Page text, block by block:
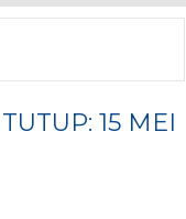
15 MEI